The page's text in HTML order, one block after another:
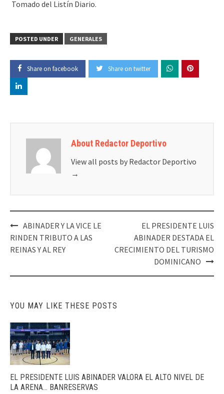
Tomado del Listín Diario.
POSTED UNDER GENERALES
Share on facebook Share on twitter
About Redactor Deportivo
View all posts by Redactor Deportivo
→
Post
navigation
ABINADER Y LA VICE LE
RINDEN TRIBUTO A LAS
REINAS Y AL REY
EL PRESIDENTE LUIS
ABINADER DESTADA EL
CRECIMIENTO DEL TURISMO
DOMINICANO
YOU MAY LIKE THESE POSTS
EL PRESIDENTE LUIS ABINADER VALORA EL ALTO NIVEL DE
LA ARENA… BANRESERVAS